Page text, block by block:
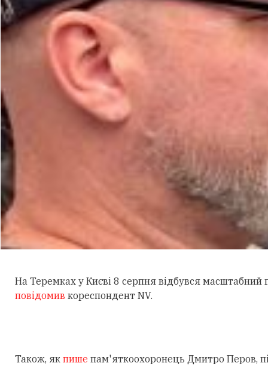
На Теремках у Києві 8 серпня відбувся масштабний
повідомив кореспондент NV.
Також, як пише пам'яткоохоронець Дмитро Перов,